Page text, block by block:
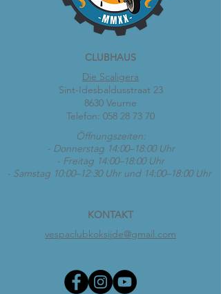
CLUBHAUS
Die Scaligera
Sint-Idesbaldusstraat 23
8630 Veurne
Telefon: 058 28 73 70
Öffnungszeiten:
- Donnerstag 14:00–18:00 Uhr
- Freitag 14:00–18:00 Uhr
- Samstag 10:00–12:30 Uhr und 14:00–18:00 Uhr
KONTAKT
vespaclubkoksijde@gmail.com